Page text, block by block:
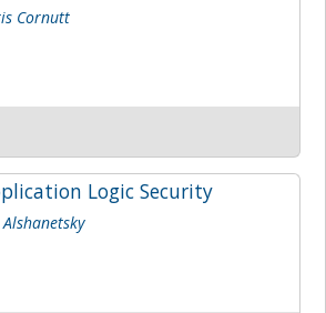
Cornutt
Logic Security